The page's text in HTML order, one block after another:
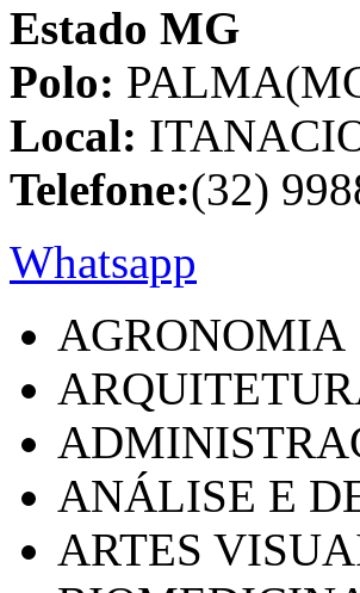
Estado MG
Polo:
Local:
Telefone:(32)
Whatsapp
AGRONOMIA
ANÁLISE E
ARTES